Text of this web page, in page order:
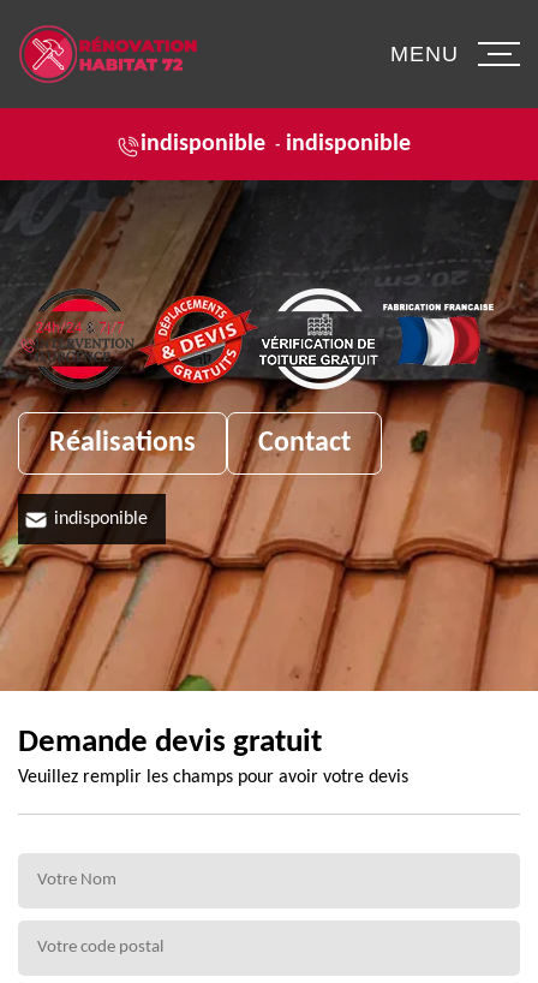
indisponible - indisponible
MENU
Réalisations Contact
indisponible
Demande devis gratuit
Veuillez remplir les champs pour avoir votre devis